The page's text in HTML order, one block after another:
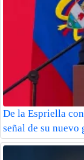
De la Espriella
señal de su nuevo